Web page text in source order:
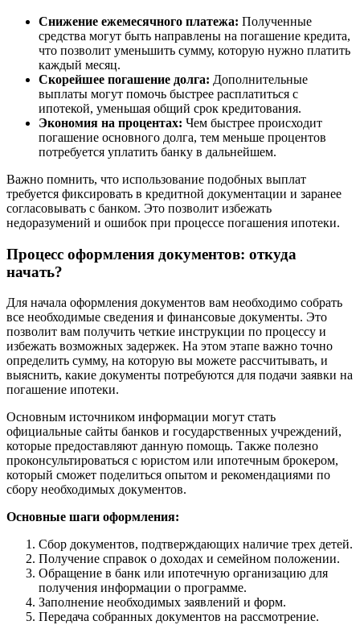
Снижение ежемесячного платежа: Полученные
средства могут быть направлены на погашение кредита,
что позволит уменьшить сумму, которую нужно платить
каждый месяц.
Скорейшее погашение долга: Дополнительные
выплаты могут помочь быстрее расплатиться с
ипотекой, уменьшая общий срок кредитования.
Экономия на процентах: Чем быстрее происходит
погашение основного долга, тем меньше процентов
потребуется уплатить банку в дальнейшем.
Важно помнить, что использование подобных выплат
требуется фиксировать в кредитной документации и заранее
согласовывать с банком. Это позволит избежать
недоразумений и ошибок при процессе погашения ипотеки.
Процесс оформления документов: откуда
начать?
Для начала оформления документов вам необходимо собрать
все необходимые сведения и финансовые документы. Это
позволит вам получить четкие инструкции по процессу и
избежать возможных задержек. На этом этапе важно точно
определить сумму, на которую вы можете рассчитывать, и
выяснить, какие документы потребуются для подачи заявки на
погашение ипотеки.
Основным источником информации могут стать
официальные сайты банков и государственных учреждений,
которые предоставляют данную помощь. Также полезно
проконсультироваться с юристом или ипотечным брокером,
который сможет поделиться опытом и рекомендациями по
сбору необходимых документов.
Основные шаги оформления:
Сбор документов, подтверждающих наличие трех детей.
Получение справок о доходах и семейном положении.
Обращение в банк или ипотечную организацию для
получения информации о программе.
Заполнение необходимых заявлений и форм.
Передача собранных документов на рассмотрение.